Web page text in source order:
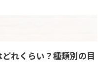
れくらい？種類別の目